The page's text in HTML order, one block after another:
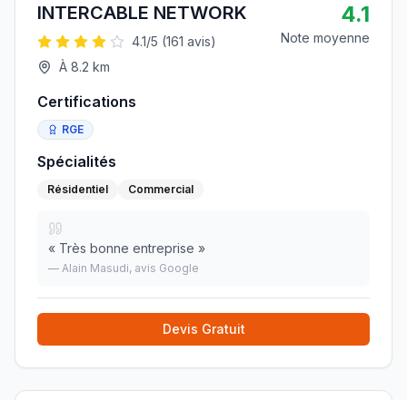
INTERCABLE NETWORK
4.1/5 (161 avis)
À 8.2 km
4.1
Note moyenne
Certifications
RGE
Spécialités
Résidentiel Commercial
« Très bonne entreprise »
— Alain Masudi, avis Google
Devis Gratuit